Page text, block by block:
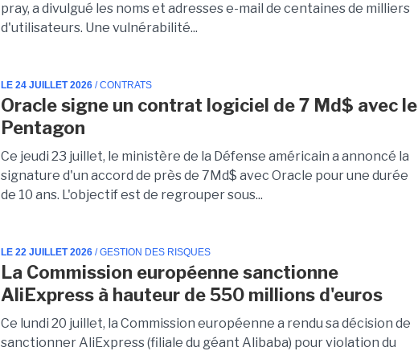
pray, a divulgué les noms et adresses e-mail de centaines de milliers
d'utilisateurs. Une vulnérabilité...
LE 24 JUILLET 2026 / CONTRATS
Oracle signe un contrat logiciel de 7 Md$ avec le
Pentagon
Ce jeudi 23 juillet, le ministère de la Défense américain a annoncé la
signature d'un accord de près de 7Md$ avec Oracle pour une durée
de 10 ans. L'objectif est de regrouper sous...
LE 22 JUILLET 2026 / GESTION DES RISQUES
La Commission européenne sanctionne
AliExpress à hauteur de 550 millions d'euros
Ce lundi 20 juillet, la Commission européenne a rendu sa décision de
sanctionner AliExpress (filiale du géant Alibaba) pour violation du